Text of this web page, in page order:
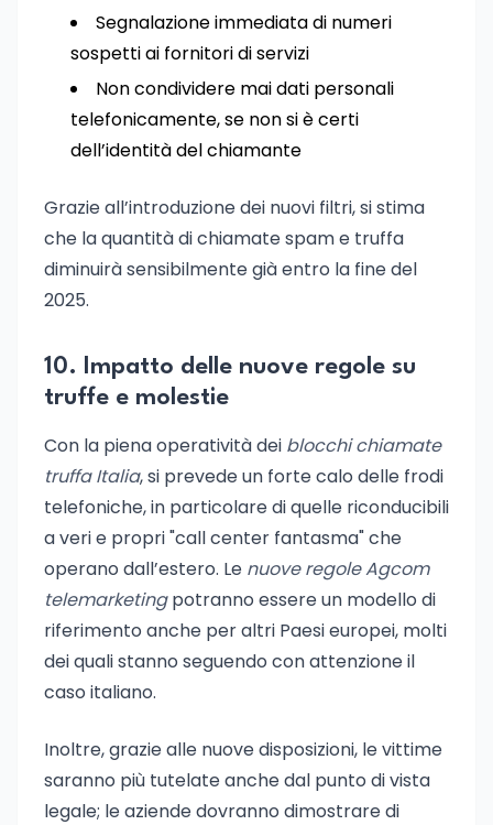
Segnalazione immediata di numeri
sospetti ai fornitori di servizi
Non condividere mai dati personali
telefonicamente, se non si è certi
dell’identità del chiamante
Grazie all’introduzione dei nuovi filtri, si stima
che la quantità di chiamate spam e truffa
diminuirà sensibilmente già entro la fine del
2025.
10. Impatto delle nuove regole su
truffe e molestie
Con la piena operatività dei blocchi chiamate
truffa Italia, si prevede un forte calo delle frodi
telefoniche, in particolare di quelle riconducibili
a veri e propri "call center fantasma" che
operano dall’estero. Le nuove regole Agcom
telemarketingpotranno essere un modello di
riferimento anche per altri Paesi europei, molti
dei quali stanno seguendo con attenzione il
caso italiano.
Inoltre, grazie alle nuove disposizioni, le vittime
saranno più tutelate anche dal punto di vista
legale; le aziende dovranno dimostrare di